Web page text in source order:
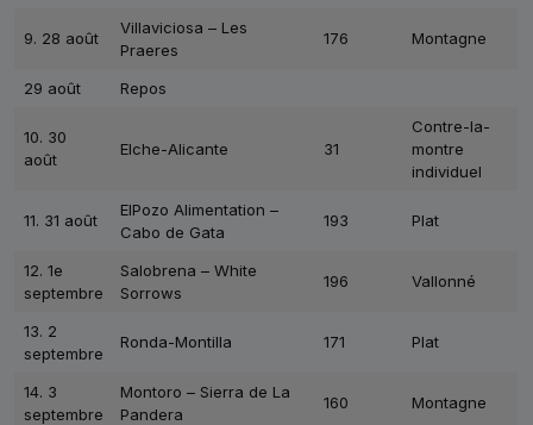
9. 28 août
Villaviciosa – Les
Praeres
176 Montagne
29 août Repos
10. 30
août
Elche-Alicante 31
Contre-la-
montre
individuel
11. 31 août
ElPozo Alimentation –
Cabo de Gata
193 Plat
12. 1e
septembre
Salobrena – White
Sorrows
196 Vallonné
13. 2
septembre
Ronda-Montilla 171 Plat
14. 3
septembre
Montoro – Sierra de La
Pandera
160 Montagne